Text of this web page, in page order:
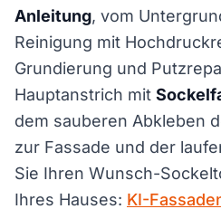
Anleitung, vom
Reinigung mit
Grundierung und
Hauptanstrich mit
dem sauberen Abkleben
zur Fassade und der
Sie Ihren Wunsch-
Ihres Hauses: KI-